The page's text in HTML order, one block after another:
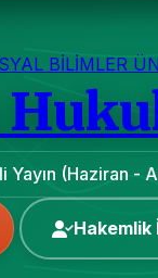
BİLİMLER
Yayın (Haziran -
Hakemlik